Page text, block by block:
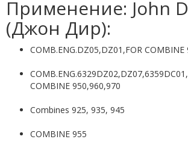
Применение: John
(Джон Дир):
COMB.ENG.DZ05,DZ01,FOR COMBINE
COMBINE 950,960,970
Combines 925, 935, 945
COMBINE 955